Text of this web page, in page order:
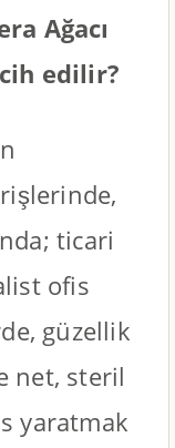
Ağacı
edilir?
ticari
ofis
güzellik
net, steril
yaratmak